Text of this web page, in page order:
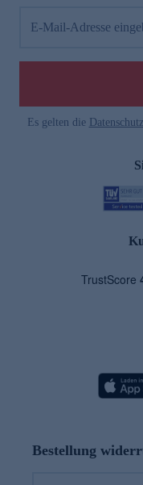
E-Mail-Adresse
Es gelten die
Bestellung